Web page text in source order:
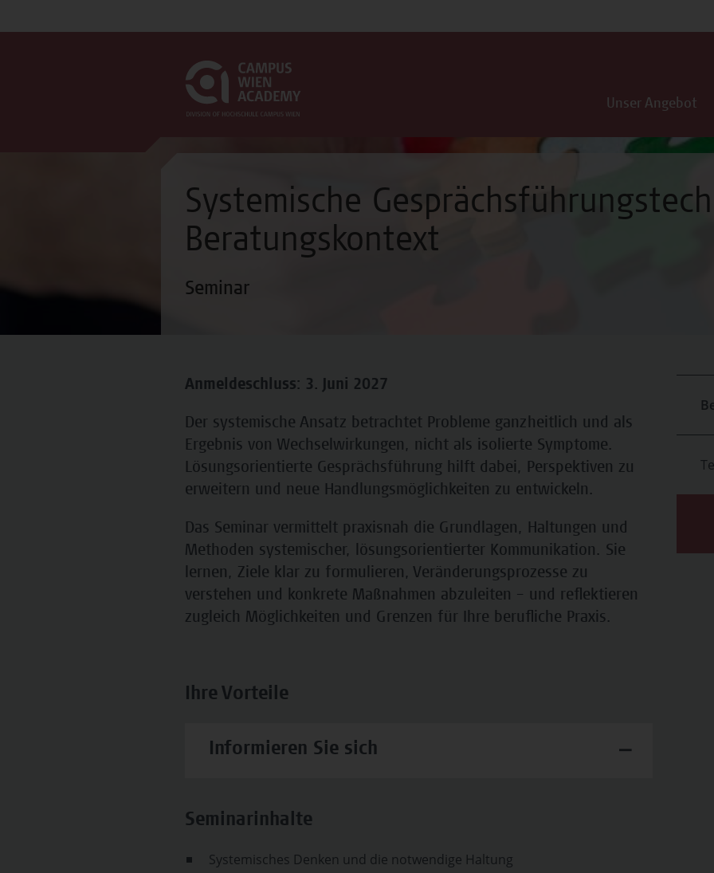
Unser Angebot
Systemische
Beratungskontext
Seminar
Anmeldeschluss: 3. Juni 2027
Der systemische Ansatz betrachtet Probleme ganzheitlich und als
Ergebnis von Wechselwirkungen, nicht als isolierte Symptome.
Lösungsorientierte Gesprächsführung hilft dabei, Perspektiven zu
erweitern und neue Handlungsmöglichkeiten zu entwickeln.
Das Seminar vermittelt praxisnah die Grundlagen, Haltungen und
Methoden systemischer, lösungsorientierter Kommunikation. Sie
lernen, Ziele klar zu formulieren, Veränderungsprozesse zu
verstehen und konkrete Maßnahmen abzuleiten – und reflektieren
zugleich Möglichkeiten und Grenzen für Ihre berufliche Praxis.
Ihre Vorteile
Informieren Sie sich
Seminarinhalte
Systemisches Denken und die notwendige Haltung